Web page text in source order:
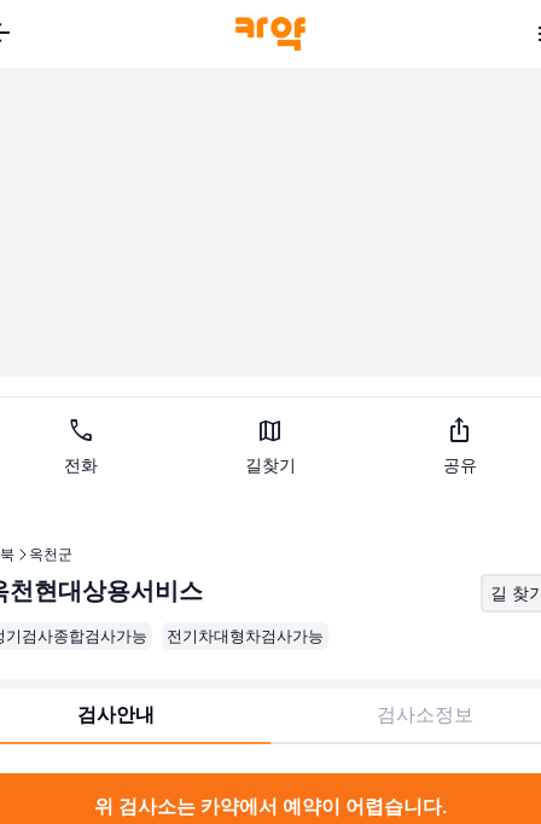
call
전화
map
길찾기
ios_share
공유
옥천군
천현대상용서비스 길 찾
기검사종합검사가능 전기차대형차검사가능
검사안내 검사소정보
위 검사소는 카약에서 예약이 어렵습니다.